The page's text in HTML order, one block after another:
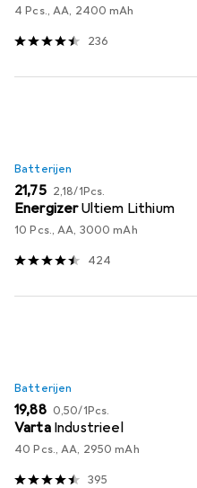
4 Pcs., AA, 2400 mAh
236
Batterijen
EUR
21,75 EUR
2,18/1Pcs.
EnergizerUltiem Lithium
10 Pcs., AA, 3000 mAh
424
Batterijen
EUR
19,88 EUR
0,50/1Pcs.
Varta Industrieel
40 Pcs., AA, 2950 mAh
395